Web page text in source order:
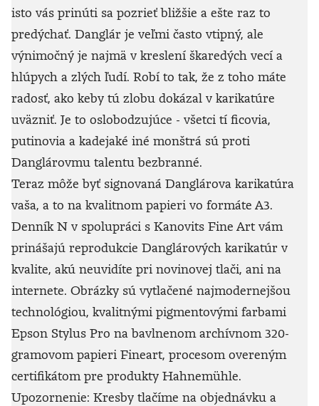
isto vás prinúti sa pozrieť bližšie a ešte raz to
predýchať. Danglár je veľmi často vtipný, ale
výnimočný je najmä v kreslení škaredých vecí a
hlúpych a zlých ľudí. Robí to tak, že z toho máte
radosť, ako keby tú zlobu dokázal v karikatúre
uväzniť. Je to oslobodzujúce - všetci tí ficovia,
putinovia a kadejaké iné monštrá sú proti
Danglárovmu talentu bezbranné.
Teraz môže byť signovaná Danglárova karikatúra
vaša, a to na kvalitnom papieri vo formáte A3.
Denník N v spolupráci s Kanovits Fine Art vám
prinášajú reprodukcie Danglárových karikatúr v
kvalite, akú neuvidíte pri novinovej tlači, ani na
internete. Obrázky sú vytlačené najmodernejšou
technológiou, kvalitnými pigmentovými farbami
Epson Stylus Pro na bavlnenom archívnom 320-
gramovom papieri Fineart, procesom overeným
certifikátom pre produkty Hahnemühle.
Upozornenie: Kresby tlačíme na objednávku a